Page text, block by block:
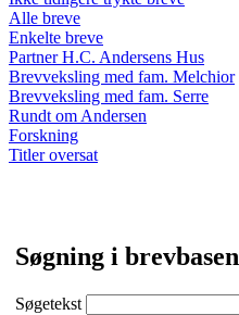
Alle breve
Enkelte breve
Partner H.C. Andersens Hus
Brevveksling med fam. Melchior
Brevveksling med fam. Serre
Rundt om Andersen
Forskning
Titler oversat
Søgning i brevbasen
Søgetekst